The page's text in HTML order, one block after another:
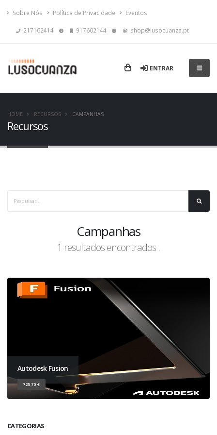
Sobre Nós Política de Privacidade Eventos
217162414 917602144 shop@lusocuanza.pt
ENTRAR
Recursos
HOME RECURSOS CAMPANHAS
Campanhas
1 resultados encontrados .
Autodesk Fusion
725,70 €
CATEGORIAS